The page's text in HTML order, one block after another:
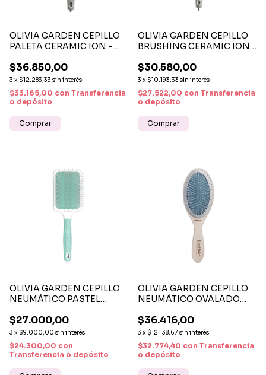
OLIVIA GARDEN CEPILLO
PALETA CERAMIC ION -
ANTIFRIZZ Y DE BRILLO
NATURAL
$36.850,00
3 x $12.283,33 sin interés
$33.165,00 con Transferencia
o depósito
OLIVIA GARDEN CEPILLO
BRUSHING CERAMIC ION
PROFESIONAL DE
CERÁMICA Y IONES
$30.580,00
3 x $10.193,33 sin interés
$27.522,00 con Transferencia
o depósito
OLIVIA GARDEN CEPILLO
NEUMÁTICO PASTEL
PROFESIONAL ANTI FRIZZ
SUAVE Y ANTIESTÁTICO
$27.000,00
3 x $9.000,00 sin interés
$24.300,00 con
Transferencia o depósito
OLIVIA GARDEN CEPILLO
NEUMÁTICO OVALADO
ERGONÓMICO Y
SOSTENIBLE
$36.416,00
3 x $12.138,67 sin interés
$32.774,40 con Transferencia
o depósito